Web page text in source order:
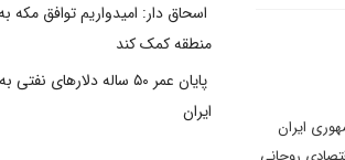
جمهوری ایران
اسحاق دار: امیدواریم توافق مکه
منطقه کمک کند
پایان عمر ۵۰ ساله دلارهای
ایران